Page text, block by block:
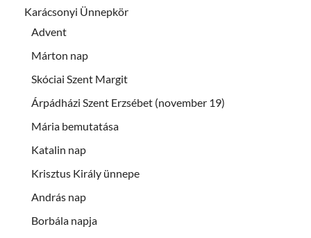
Karácsonyi Ünnepkör
Advent
Márton nap
Skóciai Szent Margit
Árpádházi Szent Erzsébet (november 19)
Mária bemutatása
Katalin nap
Krisztus Király ünnepe
András nap
Borbála napja